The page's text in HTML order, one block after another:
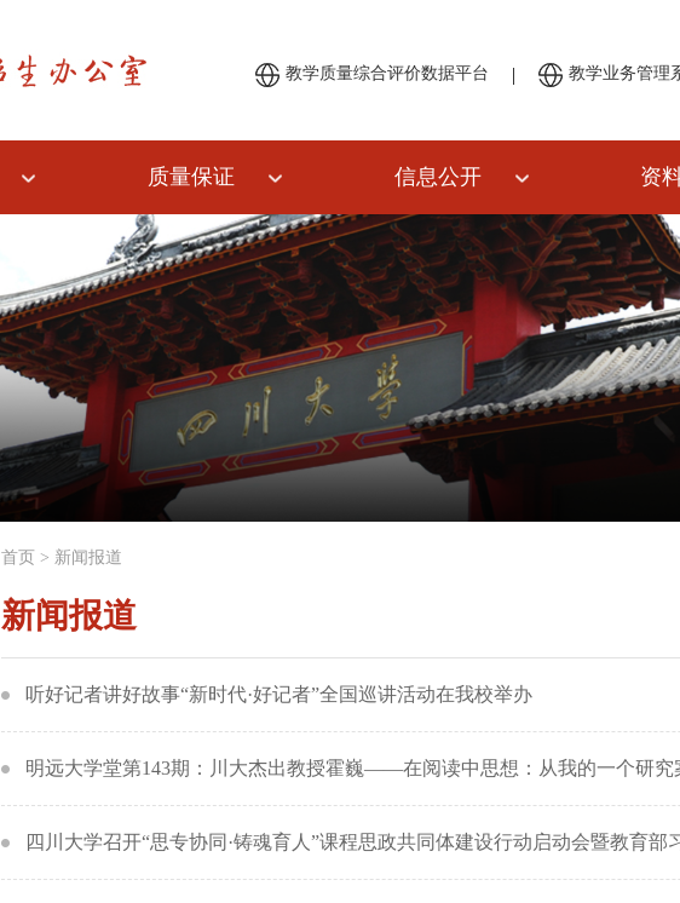
教学质量综合评价数据平台 | 教学业务管理
质量保证 信息公开 资
首页 > 新闻报道
新闻报道
听好记者讲好故事“新时代·好记者”全国巡讲活动在我校举办
明远大学堂第143期：川大杰出教授霍巍——在阅读中思想：从我的一个研究
四川大学召开“思专协同·铸魂育人”课程思政共同体建设行动启动会暨教育部